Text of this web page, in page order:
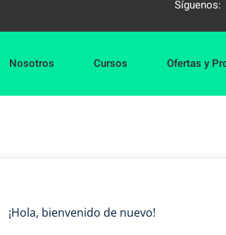
Síguenos:
Nosotros Cursos Ofertas y
¡Hola, bienvenido de nuevo!Don’t have an account?